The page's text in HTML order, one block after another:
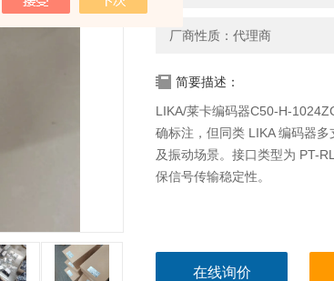
厂商性质：代理商
简要描述：
LIKA/莱卡编码器C50-H-
确标注，但同类 LIKA 编码器
及振动场景。接口类型为 PT-
保信号传输稳定性。
在线询价